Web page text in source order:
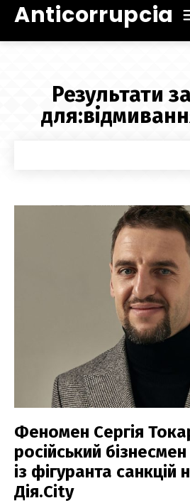
Anticorrupcia
Результати
для:
Феномен Сергія
російський
із фігуранта
Дія.City